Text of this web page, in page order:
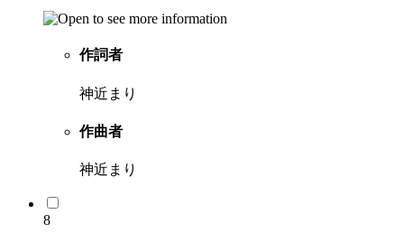
作詞者
神近まり
作曲者
神近まり
8